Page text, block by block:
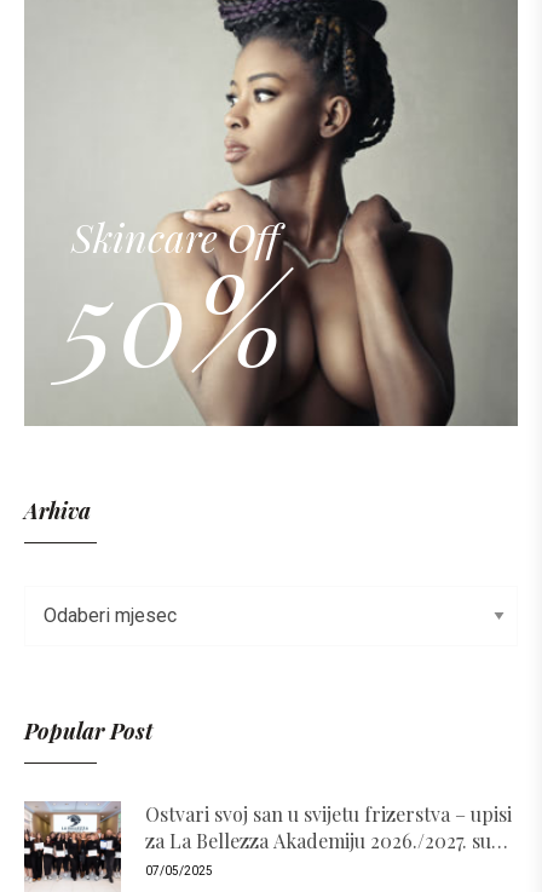
Skincare Off
50%
Arhiva
Popular Post
Ostvari svoj san u svijetu frizerstva – upisi
za La Bellezza Akademiju 2026./2027. su
otvoreni!
07/05/2025